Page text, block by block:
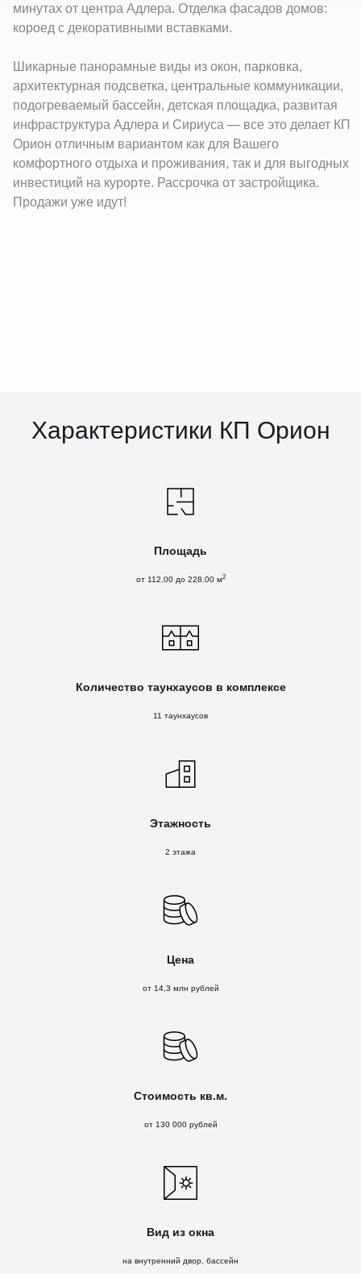
минутах от центра Адлера. Отделка фасадов домов:
короед с декоративными вставками.
Шикарные панорамные виды из окон, парковка,
архитектурная подсветка, центральные коммуникации,
подогреваемый бассейн, детская площадка, развитая
инфраструктура Адлера и Сириуса — все это делает КП
Орион отличным вариантом как для Вашего
комфортного отдыха и проживания, так и для выгодных
инвестиций на курорте. Рассрочка от застройщика.
Продажи уже идут!
Характеристики КП Орион
Площадь
от 112.00 до 228.00 м2
Количество таунхаусов в комплексе
11 таунхаусов
Этажность
2 этажа
Цена
от 14,3 млн рублей
Стоимость кв.м.
от 130 000 рублей
Вид из окна
на внутренний двор, бассейн